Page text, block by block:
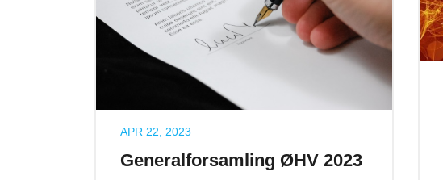
Generalforsamling ØHV 2023
APR 22, 2023